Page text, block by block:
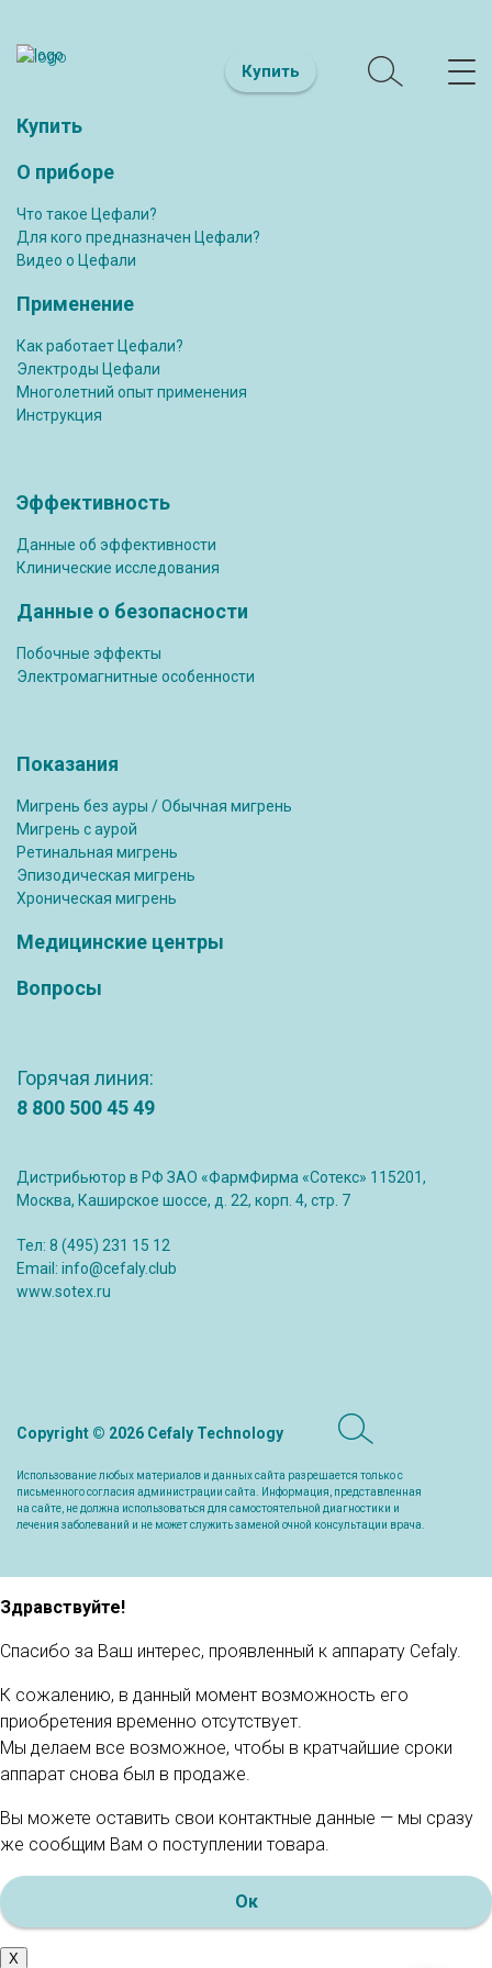
Купить
Купить
О приборе
Что такое Цефали?
Для кого предназначен Цефали?
Видео о Цефали
Применение
Как работает Цефали?
Электроды Цефали
Многолетний опыт применения
Инструкция
Эффективность
Данные об эффективности
Клинические исследования
Данные о безопасности
Побочные эффекты
Электромагнитные особенности
Показания
Мигрень без ауры / Обычная мигрень
Мигрень с аурой
Ретинальная мигрень
Эпизодическая мигрень
Хроническая мигрень
Медицинские центры
Вопросы
Горячая линия:
8 800 500 45 49
Дистрибьютор в РФ ЗАО «ФармФирма «Сотекс» 115201,
Москва, Каширское шоссе, д. 22, корп. 4, стр. 7
Тел: 8 (495) 231 15 12
Email: info@cefaly.club
www.sotex.ru
Copyright © 2026 Cefaly Technology
Использование любых материалов и данных сайта разрешается только с
письменного согласия администрации сайта. Информация, представленная
на сайте, не должна использоваться для самостоятельной диагностики и
лечения заболеваний и не может служить заменой очной консультации врача.
Здравствуйте!
Спасибо за Ваш интерес, проявленный к аппарату Cefaly.
К сожалению, в данный момент возможность его
приобретения временно отсутствует.
Мы делаем все возможное, чтобы в кратчайшие сроки
аппарат снова был в продаже.
Вы можете оставить свои контактные данные — мы сразу
же сообщим Вам о поступлении товара.
Ок
X